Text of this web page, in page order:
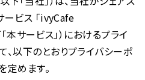
ービス 「ivyCafe
本サービス」）におけるプライ
以下のとおりプライバシーポ
定めます。